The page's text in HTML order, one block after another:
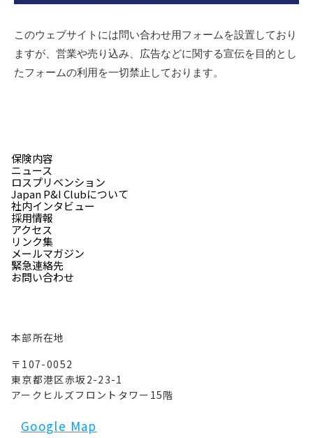
このウェブサイトには問い合わせ用フォームを設置しており
ますが、営業や売り込み、広告などに関する宣伝を目的とし
たフォームの利用を一切禁止しております。
本部所在地
〒107-0052
東京都港区赤坂2-23-1
アークヒルズフロントタワー15階
Google Map
保険内容
社内インタビュー
緊急連絡先
ニュース
採用情報
リンク集
ロスプリベンション
アクセス
メールマガジン
Japan P&I Clubについて
お問い合わせ